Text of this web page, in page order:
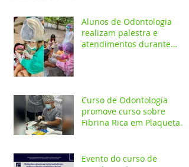
Alunos de Odontologia
realizam palestra e
atendimentos durante
Curso de Odontologia
promove curso sobre
Fibrina Rica em Plaquetas
Evento do curso de